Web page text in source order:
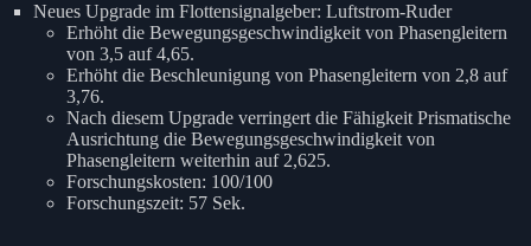
Neues Upgrade im Flottensignalgeber: Luftstrom-Ruder
Erhöht die Bewegungsgeschwindigkeit von Phasengleitern
von 3,5 auf 4,65.
Erhöht die Beschleunigung von Phasengleitern von 2,8 auf
3,76.
Nach diesem Upgrade verringert die Fähigkeit Prismatische
Ausrichtung die Bewegungsgeschwindigkeit von
Phasengleitern weiterhin auf 2,625.
Forschungskosten: 100/100
Forschungszeit: 57 Sek.